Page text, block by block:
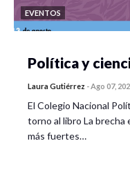
EVENTOS
Política y
Laura Gutiérrez -Ago 07,
El Colegio Nacional
torno al libro La brecha
más fuertes…